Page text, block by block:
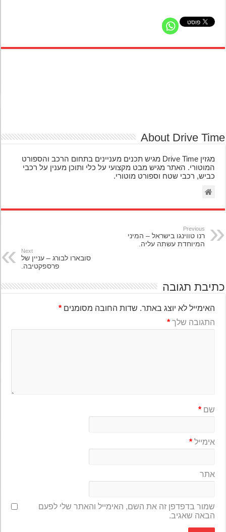
About Drive
מגזין Drive Time מגיש תכנים מעניינים בתחום הרכב והספורט
המוטורי. האתר מגיש מבט מקצועי על כלי ותוכן מענין על רכבי
כביש, רכבי שטח וספורט מוטורי.
Previous
רנו טווינגו בישראל – המיני
המיוחדת עשתה עליה.
Next
סובארו לבורג – עניין של
פרספקטיבה.
תגובה
האימייל לא יוצג באתר. שדות החובה מסומנים*
התגובה שלך*
שם*
אימייל*
אתר
שמור בדפדפן זה את השם, האימייל והאתר שלי לפעם
הבאה שאגיב.